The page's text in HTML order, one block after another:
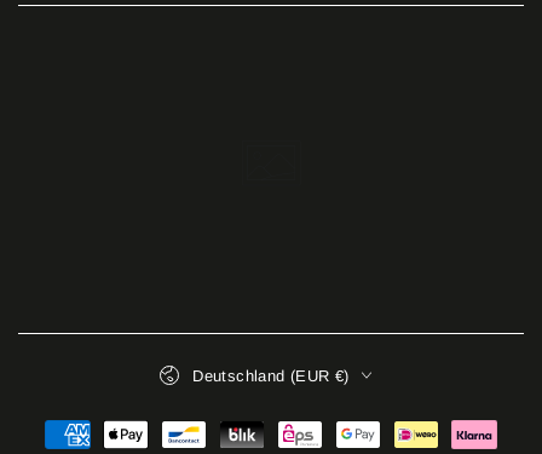
Deutschland (EUR €)
Zahlungsmöglichkeiten